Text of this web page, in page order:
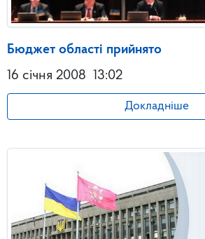
Бюджет області прийнято
16 січня 2008
13:02
Докладніше